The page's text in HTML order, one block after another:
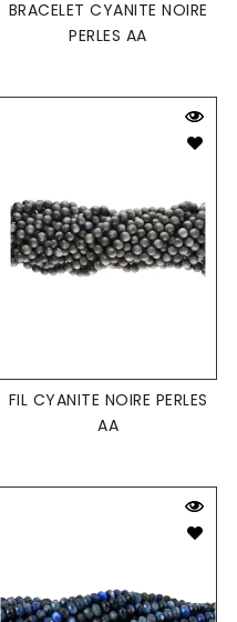
BRACELET CYANITE NOIRE
PERLES AA
FIL CYANITE NOIRE PERLES
AA